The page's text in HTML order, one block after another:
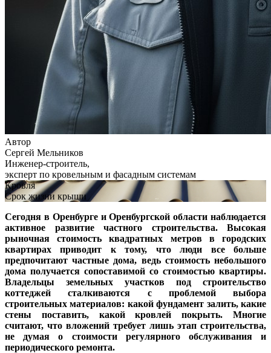
Автор
Сергей Мельников
Инженер-строитель,
эксперт по кровельным и фасадным системам
Кровля
Срок жизни крыши
Сегодня в Оренбурге и Оренбургской области наблюдается
активное развитие частного строительства. Высокая
рыночная стоимость квадратных метров в городских
квартирах приводит к тому, что люди все больше
предпочитают частные дома, ведь стоимость небольшого
дома получается сопоставимой со стоимостью квартиры.
Владельцы земельных участков под строительство
коттеджей сталкиваются с проблемой выбора
строительных материалов: какой фундамент залить, какие
стены поставить, какой кровлей покрыть. Многие
считают, что вложений требует лишь этап строительства,
не думая о стоимости регулярного обслуживания и
периодического ремонта.